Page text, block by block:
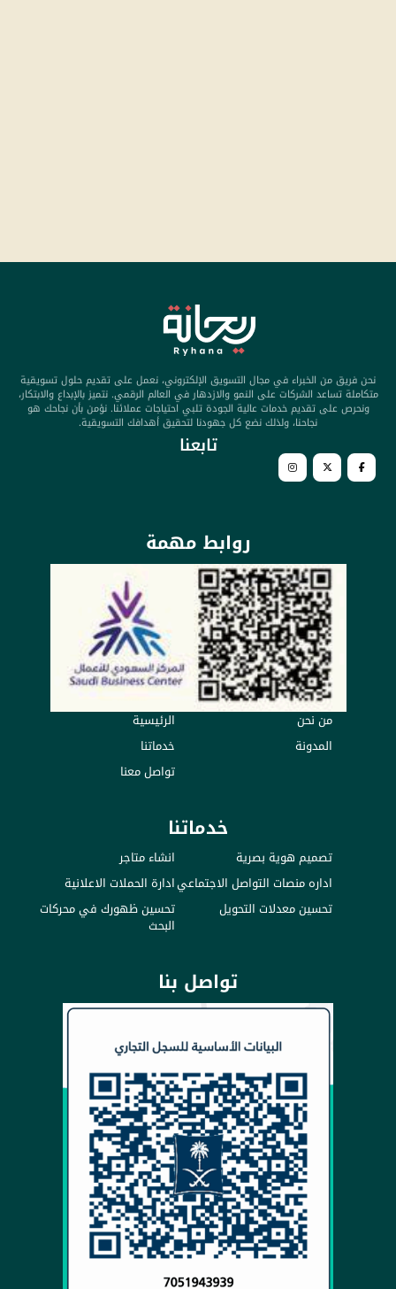
نحن فريق من الخبراء في مجال التسويق الإلكتروني، نعمل على تقديم حلول تسويقية
متكاملة تساعد الشركات على النمو والازدهار في العالم الرقمي. نتميز بالإبداع والابتكار،
ونحرص على تقديم خدمات عالية الجودة تلبي احتياجات عملائنا. نؤمن بأن نجاحك هو
نجاحنا، ولذلك نضع كل جهودنا لتحقيق أهدافك التسويقية.
تابعنا​
روابط مهمة
الرئيسية
من نحن
خدماتنا
المدونة
تواصل معنا
خدماتنا
انشاء متاجر
تصميم هوية بصرية
ادارة الحملات الاعلانيةاداره منصات التواصل الاجتماعي
تحسين ظهورك في محركات
البحث
تحسين معدلات التحويل
تواصل بنا